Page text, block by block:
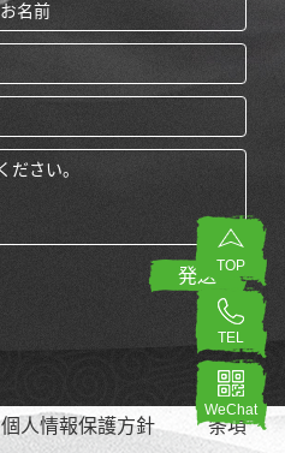
個人情報保護方針 条項
TOP
TEL
WeChat